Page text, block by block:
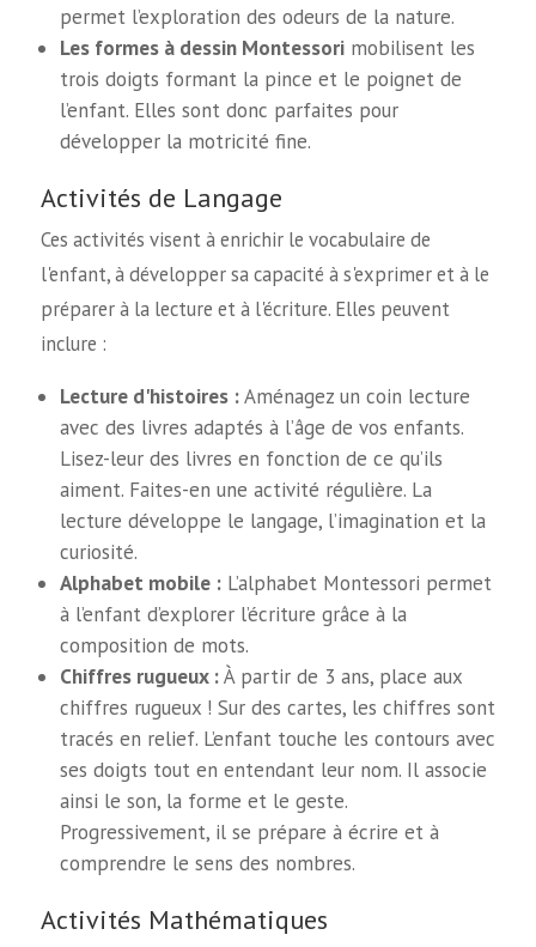
permet l’exploration des odeurs de la nature.
Les formes à dessin Montessori mobilisent les
trois doigts formant la pince et le poignet de
l’enfant. Elles sont donc parfaites pour
développer la motricité fine.
Activités de Langage
Ces activités visent à enrichir le vocabulaire de
l'enfant, à développer sa capacité à s'exprimer et à le
préparer à la lecture et à l'écriture. Elles peuvent
inclure :
Lecture d'histoires :Aménagez un coin lecture
avec des livres adaptés à l’âge de vos enfants.
Lisez-leur des livres en fonction de ce qu’ils
aiment. Faites-en une activité régulière. La
lecture développe le langage, l’imagination et la
curiosité.
Alphabet mobile : L’alphabet Montessori permet
à l’enfant d’explorer l’écriture grâce à la
composition de mots.
Chiffres rugueux :À partir de 3 ans, place aux
chiffres rugueux ! Sur des cartes, les chiffres sont
tracés en relief. L’enfant touche les contours avec
ses doigts tout en entendant leur nom. Il associe
ainsi le son, la forme et le geste.
Progressivement, il se prépare à écrire et à
comprendre le sens des nombres.
Activités Mathématiques